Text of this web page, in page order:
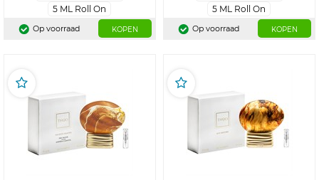
5 ML Roll On
Op voorraad KOPEN
5 ML Roll On
Op voorraad KOPEN